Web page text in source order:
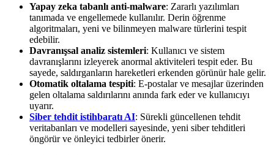
Yapay zeka tabanlı anti-malware: Zararlı yazılımları
tanımada ve engellemede kullanılır. Derin öğrenme
algoritmaları, yeni ve bilinmeyen malware türlerini tespit
edebilir.
Davranışsal analiz sistemleri: Kullanıcı ve sistem
davranışlarını izleyerek anormal aktiviteleri tespit eder. Bu
sayede, saldırganların hareketleri erkenden görünür hale gelir.
Otomatik oltalama tespiti: E-postalar ve mesajlar üzerinden
gelen oltalama saldırılarını anında fark eder ve kullanıcıyı
uyarır.
Siber tehdit istihbaratı AI: Sürekli güncellenen tehdit
veritabanları ve modelleri sayesinde, yeni siber tehditleri
öngörür ve önleyici tedbirler önerir.